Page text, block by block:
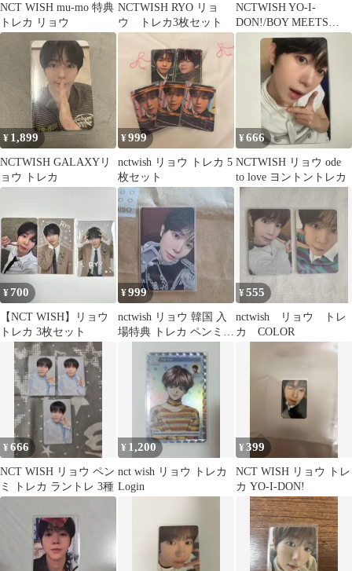
NCT WISH mu-mo 特典
トレカ リョウ
NCTWISH RYO リョ
ウ トレカ3枚セット
NCTWISH YO-I-
DON!/BOY MEETS
GIRL トレカ リョウ
¥ 1,899
NCTWISH GALAXYリ
ョウ トレカ
¥999
nctwish リョウ トレカ 5
枚セット
¥666
NCTWISH リョウ ode
to love ヨントントレカ
¥700
【NCT WISH】リョウ
トレカ 3枚セット
¥999
nctwish リョウ 韓国 入
場特典 トレカ ペンミ
¥555
nctwish リョウ トレ
カ COLOR
¥666
NCT WISH リョウ ペン
ミ トレカ ラントレ 3種
¥ 1,200
nct wish リョウ トレカ
Login
¥399
NCT WISH リョウ トレ
カ YO-I-DON!